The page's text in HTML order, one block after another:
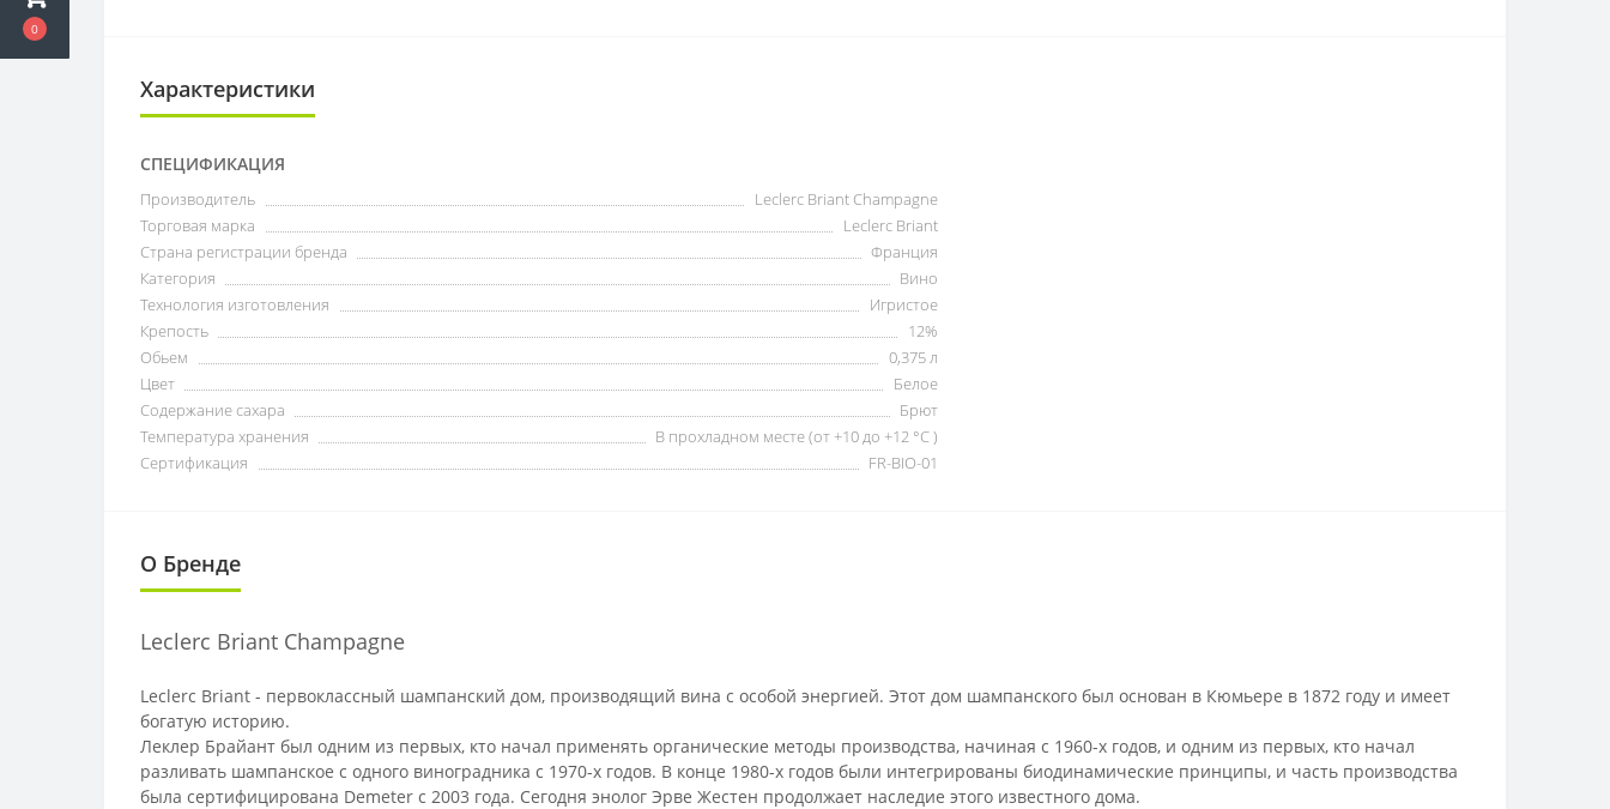
0
Характеристики
СПЕЦИФИКАЦИЯ
Производитель
Leclerc Briant Champagne
Торговая марка
Leclerc Briant
Страна регистрации бренда
Франция
Категория
Вино
Технология изготовления
Игристое
Крепость
12%
Обьем
0,375 л
Цвет
Белое
Содержание сахара
Брют
Температура хранения
В прохладном месте (от +10 до +12 °C )
Сертификация
FR-BIO-01
О Бренде
Leclerc Briant Champagne
Leclerc Briant - первоклассный шампанский дом, производящий вина c особой энергией. Этот дом шампанского был основан в Кюмьере в 1872 году и имеет
богатую историю.
Леклер Брайант был одним из первых, кто начал применять органические методы производства, начиная с 1960-х годов, и одним из первых, кто начал
разливать шампанское с одного виноградника с 1970-х годов. В конце 1980-х годов были интегрированы биодинамические принципы, и часть производства
была сертифицирована Demeter с 2003 года. Сегодня энолог Эрве Жестен продолжает наследие этого известного дома.